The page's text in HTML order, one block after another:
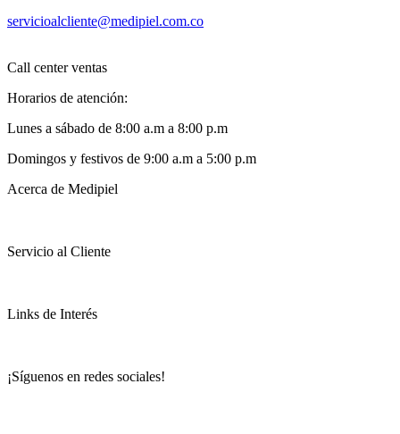
servicioalcliente@medipiel.com.co
Call center ventas
Horarios de atención:
Lunes a sábado de 8:00 a.m a 8:00 p.m
Domingos y festivos de 9:00 a.m a 5:00 p.m
Acerca de Medipiel
Servicio al Cliente
Links de Interés
¡Síguenos en redes sociales!